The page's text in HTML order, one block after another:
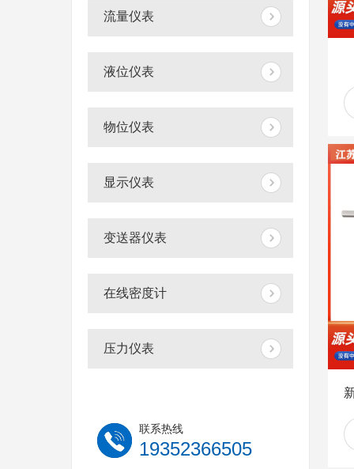
流量仪表
液位仪表
物位仪表
显示仪表
变送器仪表
在线密度计
压力仪表
联系热线
19352366505